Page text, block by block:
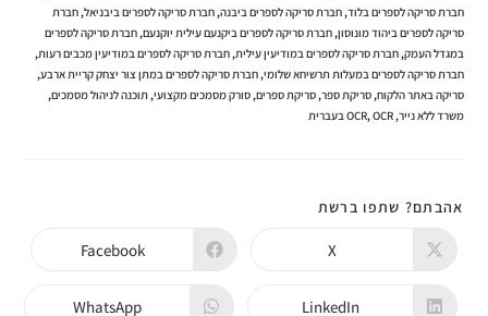
חברת סריקה לספרים בלוד,חברת סריקה לספרים ביבנה,חברת סריקה לספרים ביבניאל,חברת
סריקה לספרים ביהוד מונוסון,חברת סריקה לספרים ביקנעם עילית יוקנעם,חברת סריקה לספרים
במגדל העמק,חברת סריקה לספרים במודיעין עילית,חברת סריקה לספרים במודיעין מכבים רעות,
חברת סריקה לספרים במעלות תרשיחא שלומי,חברת סריקה לספרים במתן צור יצחק קריית ארבע,
סריקה באתר הלקוח,סריקת ספר,סריקת ספרים,סורק מסמכים מקצועי,תוכנה לניהול מסמכים,
משרד ללא נייר,
OCR,OCR בעברית
אהבתם? שתפו ברשת
Opens
new
X
Opens
new
Facebook
LinkedIn
WhatsApp